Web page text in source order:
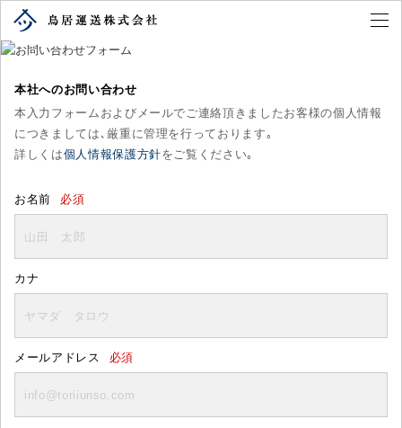
CONTACT FORM
お問い合わせフォーム
本社へのお問い合わせ
本入力フォームおよびメールでご連絡頂きましたお客様の個人情報
につきましては､厳重に管理を行っております｡
詳しくは個人情報保護方針をご覧ください｡
お名前 必須
カナ
メールアドレス 必須